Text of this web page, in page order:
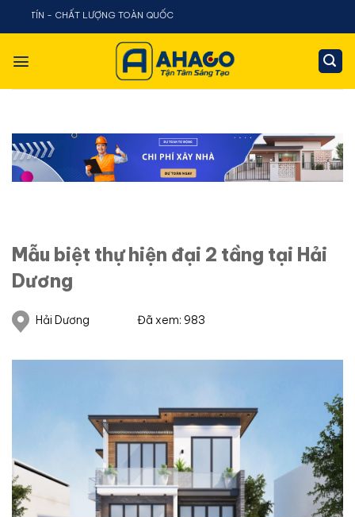
Chuyển
dung
CHẤT LƯỢNG TOÀN QUỐC
Mẫu biệt thự hiện đại 2 tầng tại Hải
Dương
Hải Dương Đã xem: 983